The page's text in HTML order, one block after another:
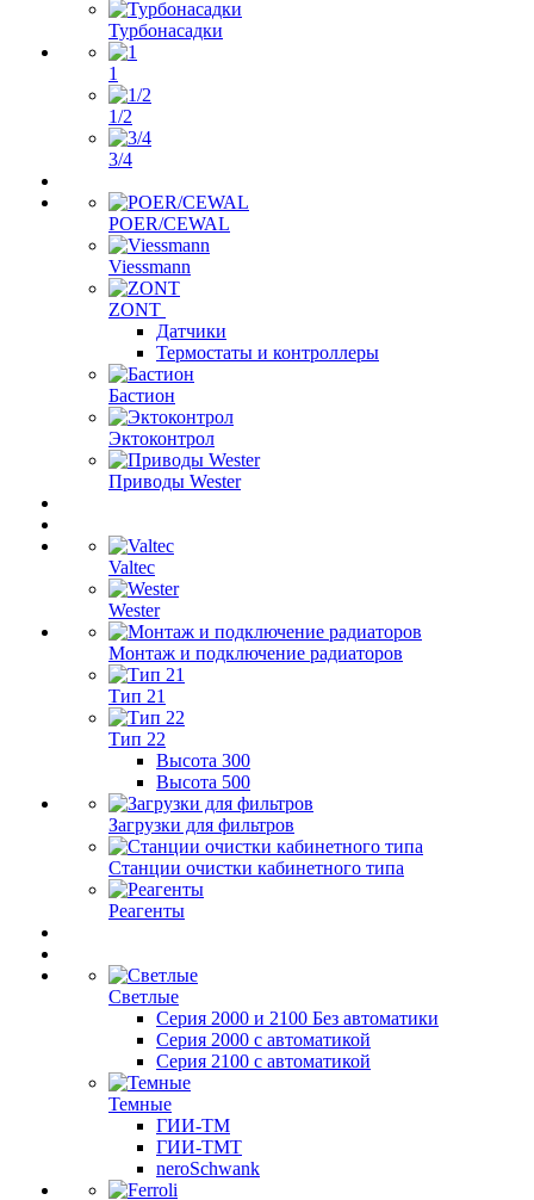
Турбонасадки
1
1/2
3/4
POER/CEWAL
Viessmann
ZONT
Датчики
Термостаты и контроллеры
Бастион
Эктоконтрол
Приводы Wester
Valtec
Wester
Монтаж и подключение радиаторов
Тип 21
Тип 22
Высота 300
Высота 500
Загрузки для фильтров
Станции очистки кабинетного типа
Реагенты
Светлые
Серия 2000 и 2100 Без автоматики
Серия 2000 с автоматикой
Серия 2100 с автоматикой
Темные
ГИИ-ТМ
ГИИ-ТМТ
neroSchwank